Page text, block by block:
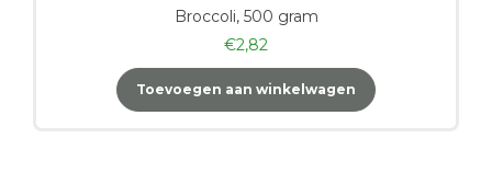
Broccoli, 500 gram
€2,82
Toevoegen aan winkelwagen